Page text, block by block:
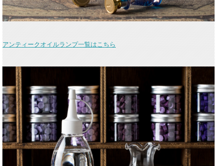
アンティークオイルランプ一覧はこちら